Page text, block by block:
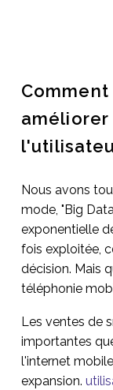
Nous avons
mode, "Big
exponentielle
fois exploitée,
décision. Mais
téléphonie
Les ventes de
importantes
l'internet
expansion.